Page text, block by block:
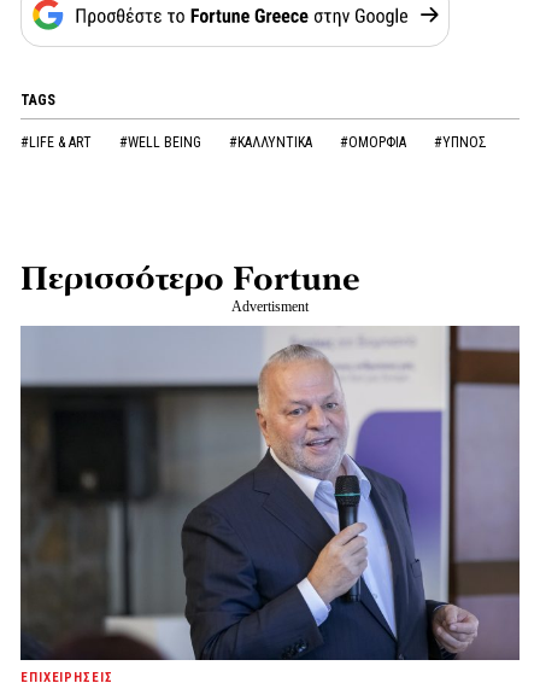
TAGS
#LIFE & ART #WELL BEING #ΚΑΛΛΥΝΤΙΚΑ #ΟΜΟΡΦΙΑ #ΥΠΝΟΣ
Περισσότερο Fortune
ΕΠΙΧΕΙΡΗΣΕΙΣ